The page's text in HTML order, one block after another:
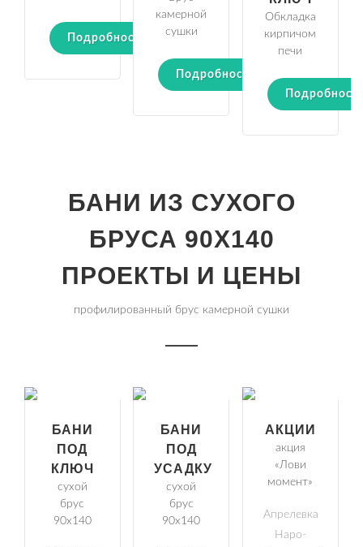
Подробности
камерной
сушки
Подробности
Обкладка
кирпичом
печи
БАНИ ИЗ СУХОГО
БРУСА 90Х140
ПРОЕКТЫ И ЦЕНЫ
профилированный брус камерной сушки
БАНИ
ПОД
КЛЮЧ
сухой
брус
90х140
БАНИ
ПОД
УСАДКУ
сухой
брус
90х140
АКЦИИ
акция
«Лови
момент»
Апрелевка
Наро-